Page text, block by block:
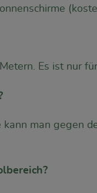
Es ist nur
man gegen